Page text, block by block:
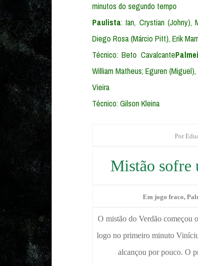
minutos do segundo tempo
Paulista: Ian, Crystian (Johny),
Diego Rosa (Márcio Pitt), Erik
Técnico: Beto Cavalcante
William Matheus; Eguren
Vieira
Técnico: Gilson Kleina
Por
Mistão sofre
Em jogo fraco,
O mistão do Verdão começou
logo no primeiro minuto
alcançou por pouco. O